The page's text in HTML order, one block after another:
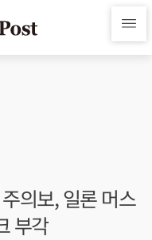
의보, 일론 머스
부각